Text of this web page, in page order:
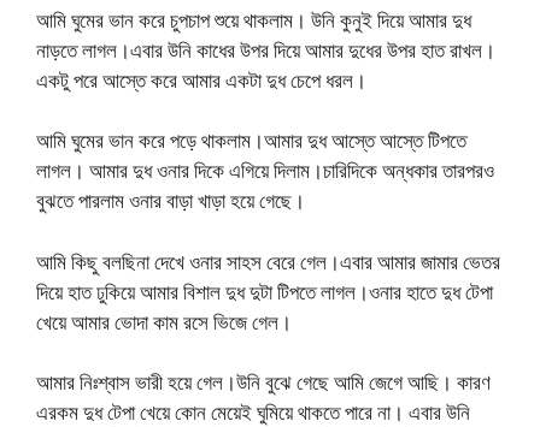
আমি ঘুমের ভান করে চুপচাপ শুয়ে থাকলাম। উনি কুনুই দিয়ে আমার দুধ
নাড়তে লাগল।এবার উনি কাধের উপর দিয়ে আমার দুধের উপর হাত রাখল।
একটু পরে আস্তে করে আমার একটা দুধ চেপে ধরল।
আমি ঘুমের ভান করে পড়ে থাকলাম।আমার দুধ আস্তে আস্তে টিপতে
লাগল। আমার দুধ ওনার দিকে এগিয়ে দিলাম।চারিদিকে অন্ধকার তারপরও
বুঝতে পারলাম ওনার বাড়া খাড়া হয়ে গেছে।
আমি কিছু বলছিনা দেখে ওনার সাহস বেরে গেল।এবার আমার জামার ভেতর
দিয়ে হাত ঢুকিয়ে আমার বিশাল দুধ দুটা টিপতে লাগল।ওনার হাতে দুধ টেপা
খেয়ে আমার ভোদা কাম রসে ভিজে গেল।
আমার নিঃশ্বাস ভারী হয়ে গেল।উনি বুঝে গেছে আমি জেগে আছি। কারণ
এরকম দুধ টেপা খেয়ে কোন মেয়েই ঘুমিয়ে থাকতে পারে না। এবার উনি